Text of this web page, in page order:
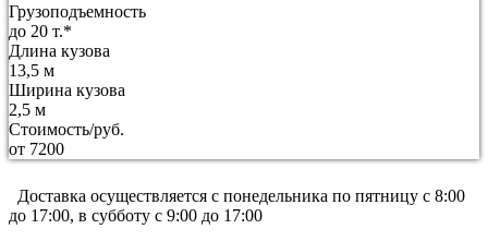
Грузоподъемность
до 20 т.*
Длина кузова
13,5 м
Ширина кузова
2,5 м
Стоимость/руб.
от 7200
Доставка осуществляется c понедельника по пятницу с 8:00
до 17:00, в субботу с 9:00 до 17:00